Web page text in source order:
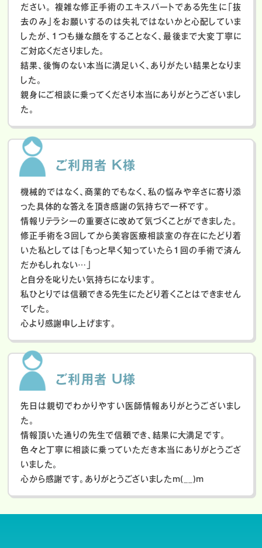
ださい。
複雑な修正手術のエキスパートである先生に「抜
去のみ」をお願いするのは失礼ではないかと心配していま
したが、１つも嫌な顔をすることなく、最後まで大変丁寧に
ご対応くださりました。
結果、後悔のない本当に満足いく、ありがたい結果となりま
した。
親身にご相談に乗ってくださり本当にありがとうございまし
た。
ご利用者 K様
機械的ではなく、商業的でもなく、私の悩みや辛さに寄り添
った具体的な答えを頂き感謝の気持ちで一杯です。
情報リテラシーの重要さに改めて気づくことができました。
修正手術を3回してから美容医療相談室の存在にたどり着
いた私としては「もっと早く知っていたら1回の手術で済ん
だかもしれない…」
と自分を叱りたい気持ちになります。
私ひとりでは信頼できる先生にたどり着くことはできません
でした。
心より感謝申し上げます。
ご利用者 U様
先日は親切でわかりやすい医師情報ありがとうございまし
た。
情報頂いた通りの先生で信頼でき、結果に大満足です。
色々と丁寧に相談に乗っていただき本当にありがとうござ
いました。
心から感謝です。ありがとうございましたm(__)m